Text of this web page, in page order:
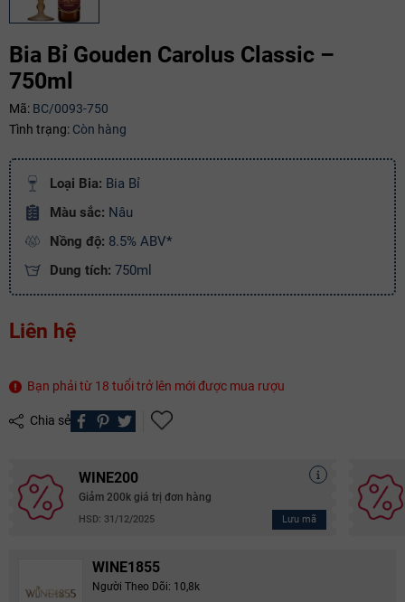
Bia Bỉ Gouden Carolus Classic –
750ml
Mã: BC/0093-750
Tình trạng: Còn hàng
Loại Bia: Bia Bỉ
Màu sắc: Nâu
Nồng độ: 8.5% ABV*
Dung tích: 750ml
Liên hệ
Bạn phải từ 18 tuổi trở lên mới được mua rượu
Chia sẻ
WINE200
Giảm 200k giá trị đơn hàng
HSD: 31/12/2025 Lưu mã
Mã giảm giá:
Ngày hết hạn:
Copy mã và nhập mã ở trang
WINE1855
Người Theo Dõi: 10,8k